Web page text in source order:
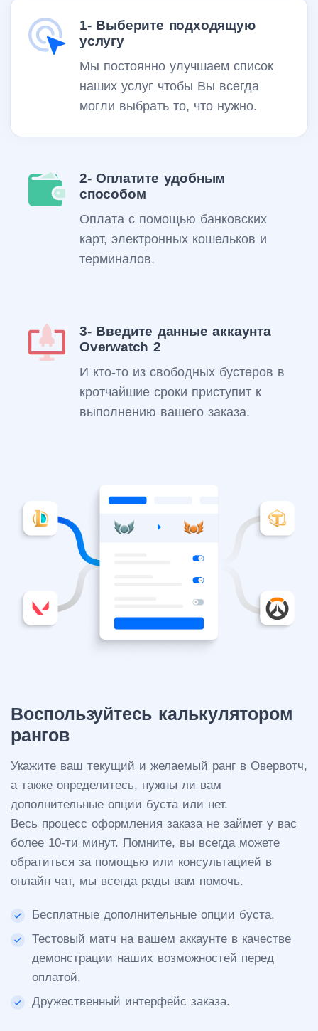
1- Выберите подходящую
услугу
Мы постоянно улучшаем список
наших услуг чтобы Вы всегда
могли выбрать то, что нужно.
2- Оплатите удобным
способом
Оплата с помощью банковских
карт, электронных кошельков и
терминалов.
3- Введите данные аккаунта
Overwatch 2
И кто-то из свободных бустеров в
кротчайшие сроки приступит к
выполнению вашего заказа.
Воспользуйтесь калькулятором
рангов
Укажите ваш текущий и желаемый ранг в Овервотч,
а также определитесь, нужны ли вам
дополнительные опции буста или нет.
Весь процесс оформления заказа не займет у вас
более 10-ти минут. Помните, вы всегда можете
обратиться за помощью или консультацией в
онлайн чат, мы всегда рады вам помочь.
Бесплатные дополнительные опции буста.
Тестовый матч на вашем аккаунте в качестве
демонстрации наших возможностей перед
оплатой.
Дружественный интерфейс заказа.